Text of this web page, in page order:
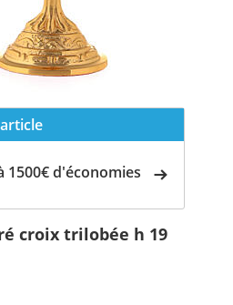
1500€ d'économies
croix trilobée h 19